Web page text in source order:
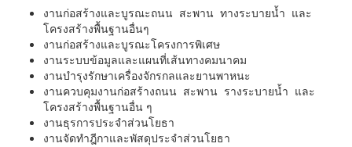
งานก่อสร้างและบูรณะถนน สะพาน ทางระบายน้ำ และ
โครงสร้างพื้นฐานอื่นๆ
งานก่อสร้างและบูรณะโครงการพิเศษ
งานระบบข้อมูลและแผนที่เส้นทางคมนาคม
งานบำรุงรักษาเครื่องจักรกลและยานพาหนะ
งานควบคุมงานก่อสร้างถนน สะพาน รางระบายน้ำ และ
โครงสร้างพื้นฐานอื่น ๆ
งานธุรการประจำส่วนโยธา
งานจัดทำฎีกาและพัสดุประจำส่วนโยธา